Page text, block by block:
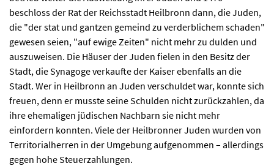
beschloss der Rat der Reichsstadt Heilbronn dann, die Juden,
die "der stat und gantzen gemeind zu verderblichem schaden"
gewesen seien, "auf ewige Zeiten" nicht mehr zu dulden und
auszuweisen. Die Häuser der Juden fielen in den Besitz der
Stadt, die Synagoge verkaufte der Kaiser ebenfalls an die
Stadt. Wer in Heilbronn an Juden verschuldet war, konnte sich
freuen, denn er musste seine Schulden nicht zurückzahlen, da
ihre ehemaligen jüdischen Nachbarn sie nicht mehr
einfordern konnten. Viele der Heilbronner Juden wurden von
Territorialherren in der Umgebung aufgenommen – allerdings
gegen hohe Steuerzahlungen.